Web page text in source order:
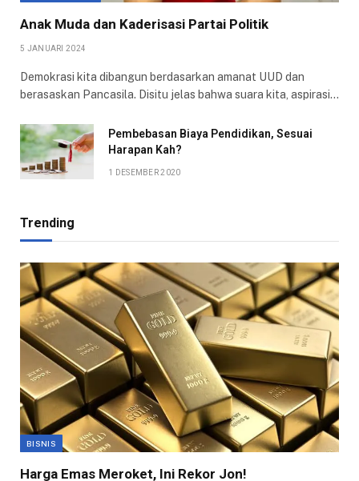
Anak Muda dan Kaderisasi Partai Politik
5 JANUARI 2024
Demokrasi kita dibangun berdasarkan amanat UUD dan
berasaskan Pancasila. Disitu jelas bahwa suara kita, aspirasi…
Pembebasan Biaya Pendidikan, Sesuai
Harapan Kah?
1 DESEMBER 2020
Trending
BISNIS
Harga Emas Meroket, Ini Rekor Jon!